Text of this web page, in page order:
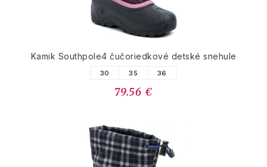
Kamik Southpole4 čučoriedkové detské snehule
30 35 36
79.56 €